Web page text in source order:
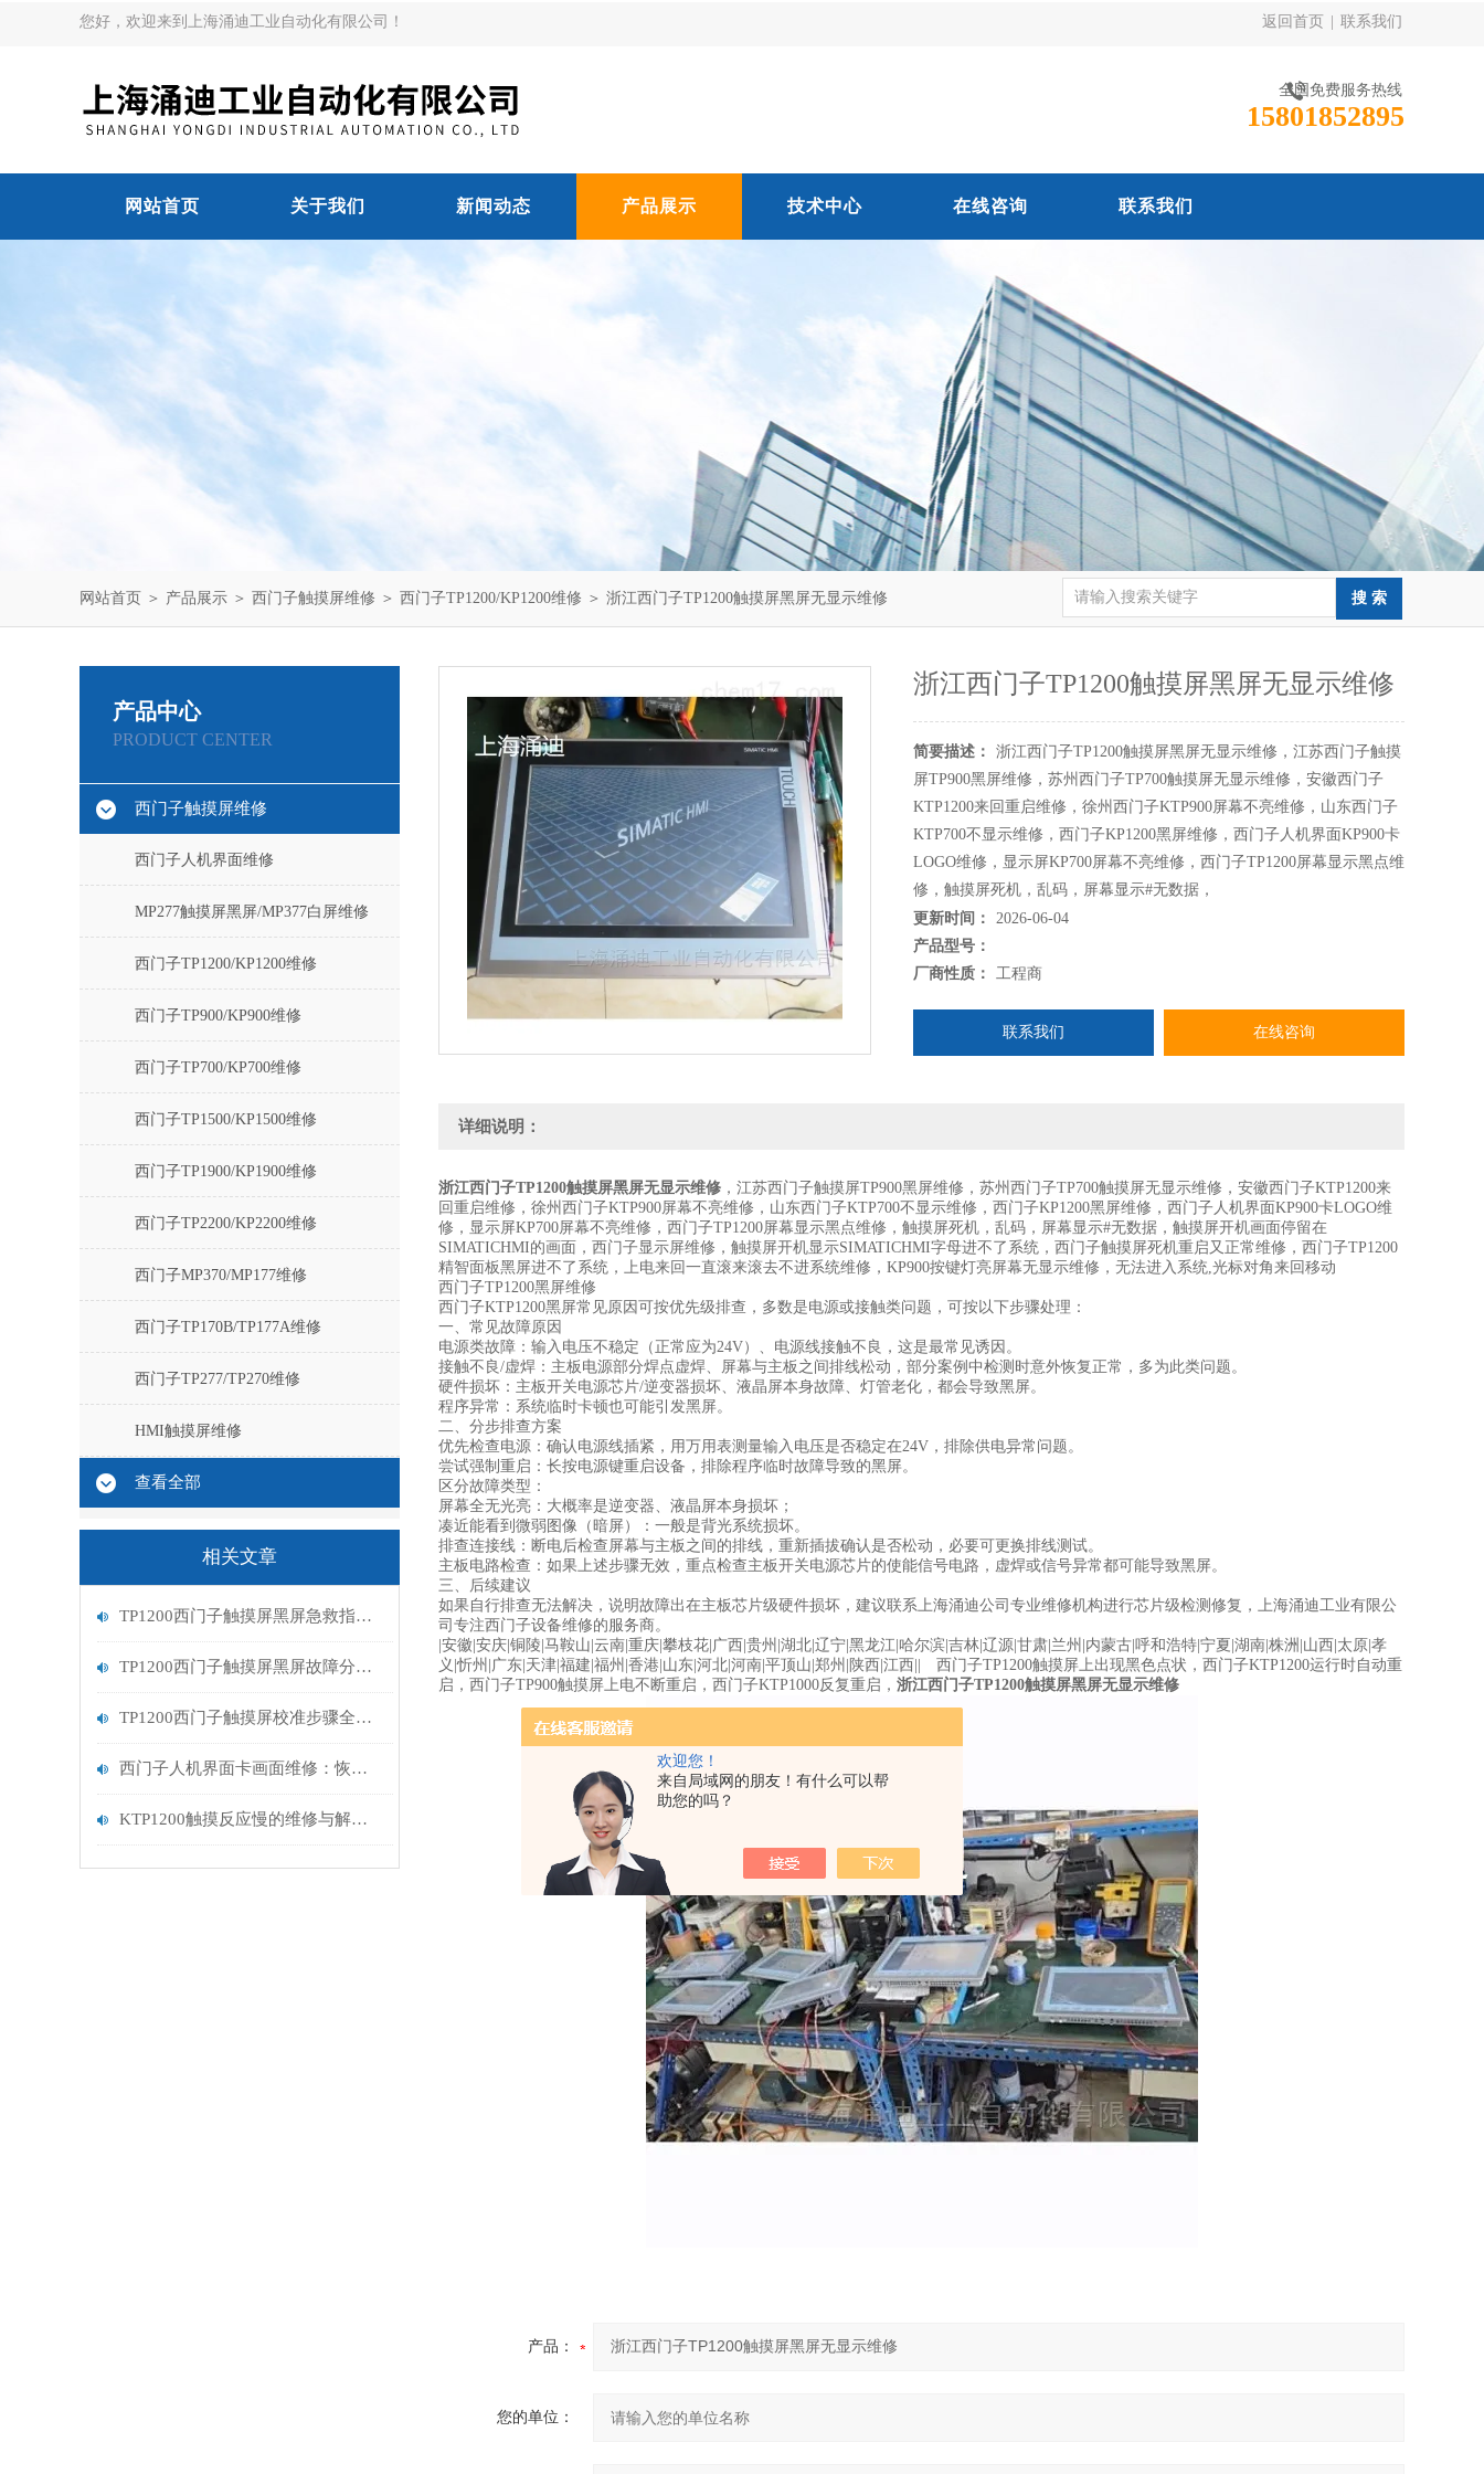
欢迎您！
来自局域网的朋友！有什么可以帮
助您的吗？
您好，欢迎来到上海涌迪工业自动化有限公司！ 返回首页 联系我们
全国免费服务热线
15801852895
网站首页 关于我们 新闻动态 产品展示 技术中心 在线咨询 联系我们
网站首页 ＞ 产品展示 ＞ 西门子触摸屏维修 ＞ 西门子TP1200/KP1200维修 ＞ 浙江西门子TP1200触摸屏黑屏无显示维修
产品中心
PRODUCT CENTER
西门子触摸屏维修
西门子人机界面维修
MP277触摸屏黑屏/MP377白屏维修
西门子TP1200/KP1200维修
西门子TP900/KP900维修
西门子TP700/KP700维修
西门子TP1500/KP1500维修
西门子TP1900/KP1900维修
西门子TP2200/KP2200维修
西门子MP370/MP177维修
西门子TP170B/TP177A维修
西门子TP277/TP270维修
HMI触摸屏维修
查看全部
相关文章
TP1200西门子触摸屏黑屏急救指南：从排查到修复的完整流程
TP1200西门子触摸屏黑屏故障分析与维修指南
TP1200西门子触摸屏校准步骤全解析
西门子人机界面卡画面维修：恢复高效交互的关键步骤
KTP1200触摸反应慢的维修与解决方案
浙江西门子TP1200触摸屏黑屏无显示维修
简要描述：
浙江西门子TP1200触摸屏黑屏无显示维修，江苏西门子触摸
屏TP900黑屏维修，苏州西门子TP700触摸屏无显示维修，安徽西门子
KTP1200来回重启维修，徐州西门子KTP900屏幕不亮维修，山东西门子
KTP700不显示维修，西门子KP1200黑屏维修，西门子人机界面KP900卡
LOGO维修，显示屏KP700屏幕不亮维修，西门子TP1200屏幕显示黑点维
修，触摸屏死机，乱码，屏幕显示#无数据，
更新时间：
2026-06-04
产品型号：
厂商性质：
工程商
联系我们 在线咨询
详细说明：
浙江西门子TP1200触摸屏黑屏无显示维修 ，江苏西门子触摸屏TP900黑屏维修，苏州西门子TP700触摸屏无显示维修，安徽西门子KTP1200来
回重启维修，徐州西门子KTP900屏幕不亮维修，山东西门子KTP700不显示维修，西门子KP1200黑屏维修，西门子人机界面KP900卡LOGO维
修，显示屏KP700屏幕不亮维修，西门子TP1200屏幕显示黑点维修，触摸屏死机，乱码，屏幕显示#无数据，触摸屏开机画面停留在
SIMATICHMI的画面，西门子显示屏维修，触摸屏开机显示SIMATICHMI字母进不了系统，西门子触摸屏死机重启又正常维修，西门子TP1200
精智面板黑屏进不了系统，上电来回一直滚来滚去不进系统维修，KP900按键灯亮屏幕无显示维修，无法进入系统,光标对角来回移动
西门子TP1200黑屏维修
西门子KTP1200黑屏常见原因可按优先级排查，多数是电源或接触类问题，可按以下步骤处理：‌
一、常见故障原因
电源类故障：输入电压不稳定（正常应为24V）、电源线接触不良，这是最常见诱因。
接触不良/虚焊：主板电源部分焊点虚焊、屏幕与主板之间排线松动，部分案例中检测时意外恢复正常，多为此类问题。
硬件损坏：主板开关电源芯片/逆变器损坏、液晶屏本身故障、灯管老化，都会导致黑屏。
程序异常：系统临时卡顿也可能引发黑屏。
二、分步排查方案
优先检查电源‌：确认电源线插紧，用万用表测量输入电压是否稳定在‌24V‌，排除供电异常问题。
尝试强制重启‌：长按电源键重启设备，排除程序临时故障导致的黑屏。
区分故障类型‌：
屏幕全无光亮：大概率是逆变器、液晶屏本身损坏；
凑近能看到微弱图像（暗屏）：一般是背光系统损坏。
排查连接线‌：断电后检查屏幕与主板之间的排线，重新插拔确认是否松动，必要可更换排线测试。
主板电路检查‌：如果上述步骤无效，重点检查主板开关电源芯片的使能信号电路，虚焊或信号异常都可能导致黑屏。
三、后续建议
如果自行排查无法解决，说明故障出在主板芯片级硬件损坏，建议联系上海涌迪公司专业维修机构进行芯片级检测修复，上海涌迪工业有限公
司专注西门子设备维修的服务商。
|安徽|安庆|铜陵|马鞍山|云南|重庆|攀枝花|广西|贵州|湖北|辽宁|黑龙江|哈尔滨|吉林|辽源|甘肃|兰州|内蒙古|呼和浩特|宁夏|湖南|株洲|山西|太原|孝
义|忻州|广东|天津|福建|福州|香港|山东|河北|河南|平顶山|郑州|陕西|江西|| 西门子TP1200触摸屏上出现黑色点状，西门子KTP1200运行时自动重
启，西门子TP900触摸屏上电不断重启，西门子KTP1000反复重启， 浙江西门子TP1200触摸屏黑屏无显示维修
产品：
您的单位：